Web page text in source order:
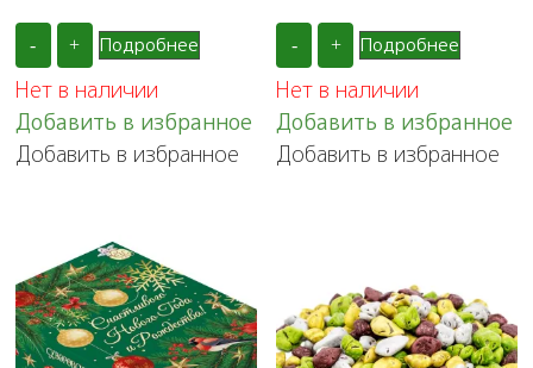
- + Подробнее
Нет в наличии
Добавить в избранное
Добавить в избранное
- + Подробнее
Нет в наличии
Добавить в избранное
Добавить в избранное